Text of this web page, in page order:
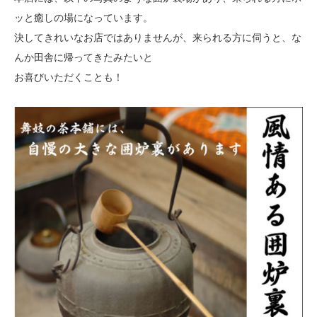
ッと癒しの場になっています。
決してきれいなお店ではありませんが、来られる方に伺うと、な
んか田舎に帰ってきたみたいと
お喜びいただくことも！